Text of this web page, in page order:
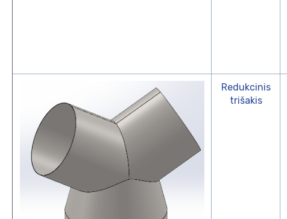
Redukcinis
trišakis